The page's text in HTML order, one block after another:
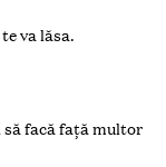
va lăsa.
să facă față multor